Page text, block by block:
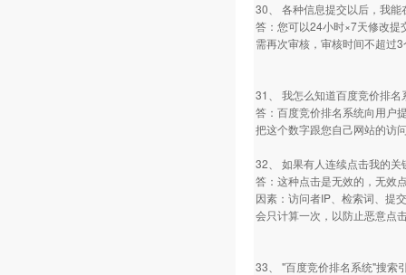
30、 各种信息提交以后，我
答：您可以24小时×7天修改提
需再次审核，审核时间不超过
31、 我怎么知道百度竞价排
答：百度竞价排名系统向用户
把这个数字跟您自己网站的访
32、 如果有人连续点击我的
答：这种点击是无效的，无效
因素：访问者IP、检索词、提
会只计算一次，以防止恶意点
33、 "百度竞价排名系统"搜索